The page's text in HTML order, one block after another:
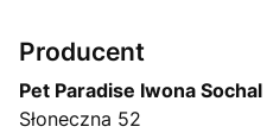
Producent
Pet Paradise Iwona Sochal
Słoneczna 52